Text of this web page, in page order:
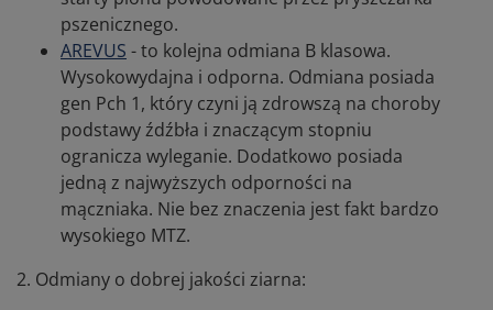
pszenicznego.
AREVUS - to kolejna odmiana B klasowa.
Wysokowydajna i odporna. Odmiana posiada
gen Pch 1, który czyni ją zdrowszą na choroby
podstawy źdźbła i znaczącym stopniu
ogranicza wyleganie. Dodatkowo posiada
jedną z najwyższych odporności na
mączniaka. Nie bez znaczenia jest fakt bardzo
wysokiego MTZ.
2. Odmiany o dobrej jakości ziarna: